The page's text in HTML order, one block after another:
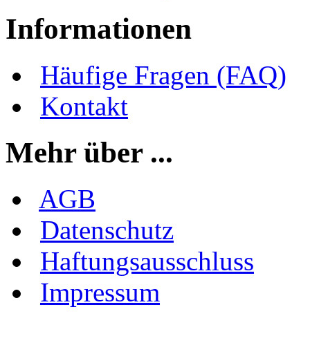
Informationen
Häufige Fragen (FAQ)
Kontakt
Mehr über ...
AGB
Datenschutz
Haftungsausschluss
Impressum